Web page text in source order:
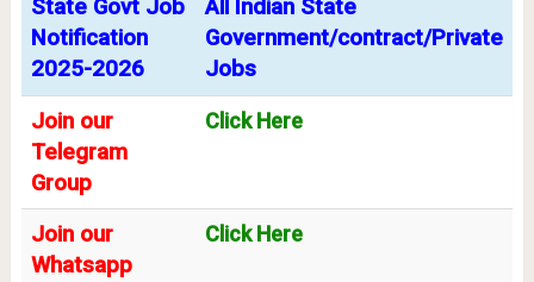
State Govt Job
Notification
2025-2026
All Indian State
Government/contract/Private
Jobs
Join our
Telegram
Group
Click Here
Join our
Whatsapp
Click Here